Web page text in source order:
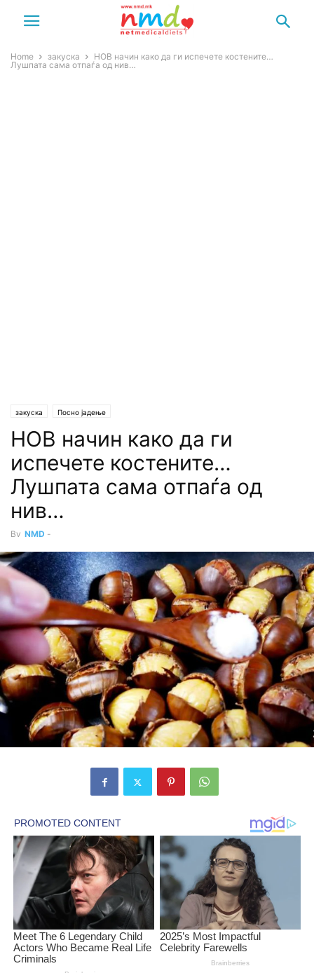
Home закуска
НОВ начин како да ги испечете костените…
Лушпата сама отпаѓа од нив…
закуска Посно јадење
НОВ начин како да ги
испечете костените…
Лушпата сама отпаѓа од
нив…
By NMD -